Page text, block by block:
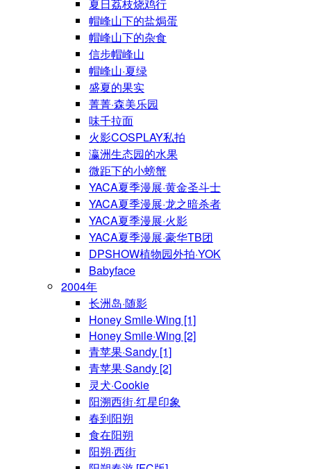
夏日荔枝烧鸡行
帽峰山下的盐焗蛋
帽峰山下的杂食
信步帽峰山
帽峰山·夏绿
盛夏的果实
菁菁·森美乐园
味千拉面
火影COSPLAY私拍
瀛洲生态园的水果
微距下的小螃蟹
YACA夏季漫展·黄金圣斗士
YACA夏季漫展·龙之暗杀者
YACA夏季漫展·火影
YACA夏季漫展·豪华TB团
DPSHOW植物园外拍·YOK
Babyface
2004年
长洲岛·随影
Honey Smile·Wing [1]
Honey Smile·Wing [2]
青苹果·Sandy [1]
青苹果·Sandy [2]
灵犬·Cookie
阳溯西街·红星印象
春到阳朔
食在阳朔
阳朔·西街